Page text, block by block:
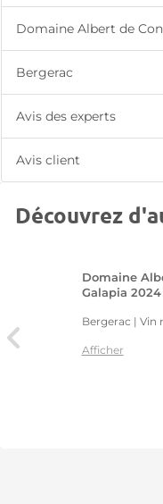
Domaine Albert de
Bergerac
Avis des experts
Avis client
Découvrez
Domaine
Galapia 2024
Bergerac | Vin
Afficher